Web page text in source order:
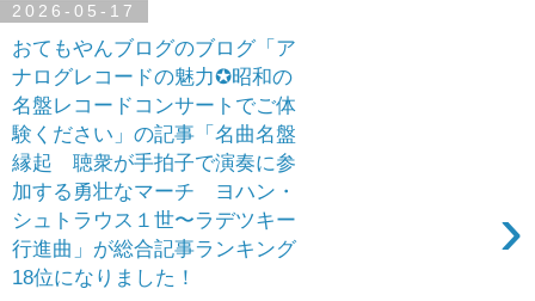
2026-05-17
おてもやんブログのブログ「ア
ナログレコードの魅力✪昭和の
名盤レコードコンサートでご体
験ください」の記事「名曲名盤
縁起 聴衆が手拍子で演奏に参
加する勇壮なマーチ ヨハン・
シュトラウス１世〜ラデツキー
行進曲」が総合記事ランキング
18位になりました！
›